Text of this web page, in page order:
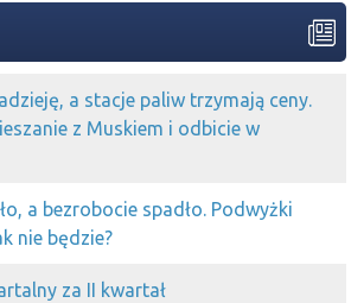
a stacje paliw trzymają ceny.
z Muskiem i odbicie w
a bezrobocie spadło. Podwyżki
nie będzie?
za II kwartał